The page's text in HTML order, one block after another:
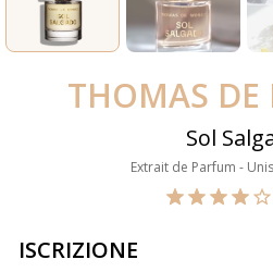
THOMAS
Sol
Extrait de Parfum -
ISCRIZIONE